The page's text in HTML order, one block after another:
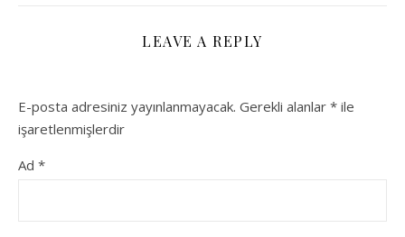
LEAVE A REPLY
E-posta adresiniz yayınlanmayacak. Gerekli alanlar * ile
işaretlenmişlerdir
Ad *